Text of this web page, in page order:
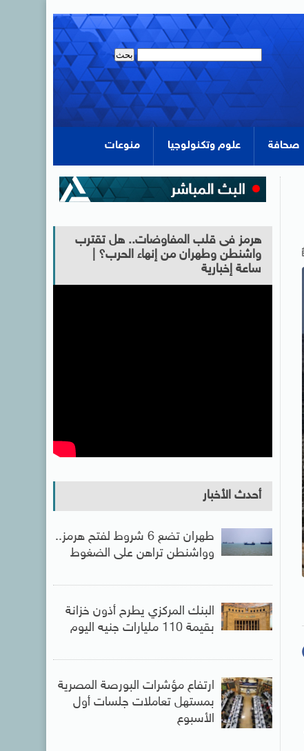
صحافة علوم وتكنولوجيا منوعات
هرمز فى قلب المفاوضات.. هل تقترب
واشنطن وطهران من إنهاء الحرب؟ |
ساعة إخبارية
أحدث الأخبار
طهران تضع 6 شروط لفتح هرمز..
وواشنطن تراهن على الضغوط
البنك المركزي يطرح أذون خزانة
بقيمة 110 مليارات جنيه اليوم
ارتفاع مؤشرات البورصة المصرية
بمستهل تعاملات جلسات أول
الأسبوع